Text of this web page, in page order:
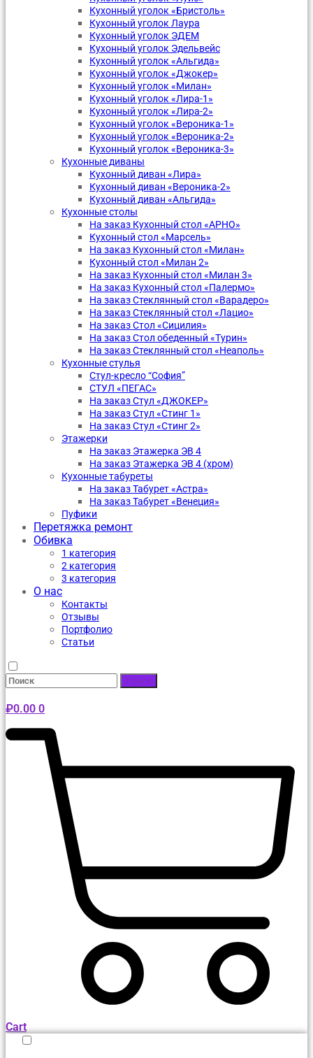
Кухонный уголок «Бристоль»
Кухонный уголок Лаура
Кухонный уголок ЭДЕМ
Кухонный уголок Эдельвейс
Кухонный уголок «Альгида»
Кухонный уголок «Джокер»
Кухонный уголок «Милан»
Кухонный уголок «Лира-1»
Кухонный уголок «Лира-2»
Кухонный уголок «Вероника-1»
Кухонный уголок «Вероника-2»
Кухонный уголок «Вероника-3»
Кухонные диваны
Кухонный диван «Лира»
Кухонный диван «Вероника-2»
Кухонный диван «Альгида»
Кухонные столы
На заказ Кухонный стол «АРНО»
Кухонный стол «Марсель»
На заказ Кухонный стол «Милан»
Кухонный стол «Милан 2»
На заказ Кухонный стол «Милан 3»
На заказ Кухонный стол «Палермо»
На заказ Стеклянный стол «Варадеро»
На заказ Стеклянный стол «Лацио»
На заказ Стол «Сицилия»
На заказ Стол обеденный «Турин»
На заказ Стеклянный стол «Неаполь»
Кухонные стулья
Стул-кресло “София”
CТУЛ «ПЕГАС»
На заказ Стул «ДЖОКЕР»
На заказ Стул «Стинг 1»
На заказ Стул «Стинг 2»
Этажерки
На заказ Этажерка ЭВ 4
На заказ Этажерка ЭВ 4 (хром)
Кухонные табуреты
На заказ Табурет «Астра»
На заказ Табурет «Венеция»
Пуфики
Перетяжка ремонт
Обивка
1 категория
2 категория
3 категория
О нас
Контакты
Отзывы
Портфолио
Статьи
Поиск
₽0.00 0
Cart